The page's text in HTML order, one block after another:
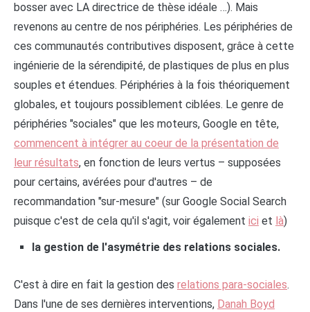
bosser avec LA directrice de thèse idéale …). Mais
revenons au centre de nos périphéries. Les périphéries de
ces communautés contributives disposent, grâce à cette
ingénierie de la sérendipité, de plastiques de plus en plus
souples et étendues. Périphéries à la fois théoriquement
globales, et toujours possiblement ciblées. Le genre de
périphéries "sociales" que les moteurs, Google en tête,
commencent à intégrer au coeur de la présentation de
leur résultats, en fonction de leurs vertus – supposées
pour certains, avérées pour d'autres – de
recommandation "sur-mesure" (sur Google Social Search
puisque c'est de cela qu'il s'agit, voir également ici et là)
la gestion de l'asymétrie des relations sociales.
C'est à dire en fait la gestion des relations para-sociales.
Dans l'une de ses dernières interventions, Danah Boyd